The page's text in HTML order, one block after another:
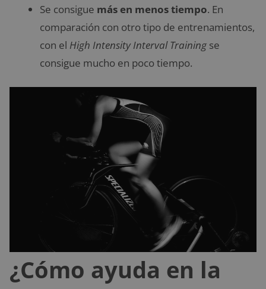
Se consigue más en menos tiempo. En
comparación con otro tipo de entrenamientos,
con el High Intensity Interval Training se
consigue mucho en poco tiempo.
¿Cómo ayuda en la